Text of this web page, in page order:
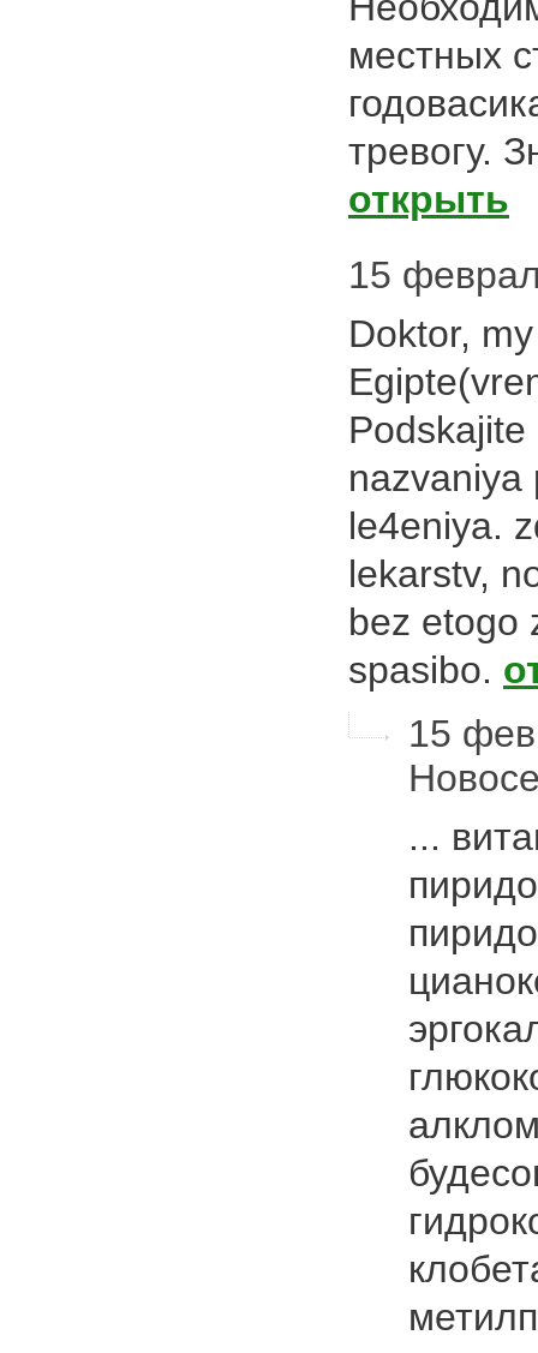
местных
тревогу.
открыть
15
Doktor,
nazvaniya
le4eniya.
lekarstv,
bez etogo
spasibo.
15
...